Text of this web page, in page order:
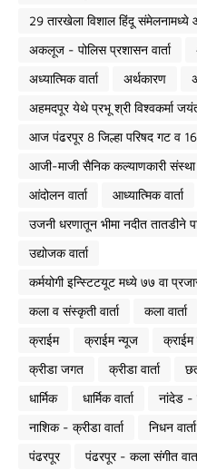
29 तारखेला विशाल हिंदू संमेलनामध्ये
अकलूज - पोलिस प्रशासन वार्ता
अध्यात्मिक वार्ता
अर्थकारण
अहमदपूर येथे प्रभू श्री विश्वकर्मा
आज पंढरपूर 8 जिल्हा परिषद गट व
आजी-माजी सैनिक कल्याणकारी संस्था
आंदोलन वार्ता
आध्यात्मिक वार्ता
उजनी धरणातून भीमा नदीत तातडीने
उद्योजक वार्ता
कर्मयोगी इन्स्टिटयूट मध्ये ७७ वा
कला व संस्कृती वार्ता
कला वार्ता
क्राईम
क्राईम न्यूज क्राईम
क्रीडा जगत
क्रीडा वार्ता
धार्मिक
धार्मिक वार्ता
नांदेड -
नाशिक - क्रीडा वार्ता
निधन वार्ता
पंढरपूर
पंढरपूर - कला संगीत